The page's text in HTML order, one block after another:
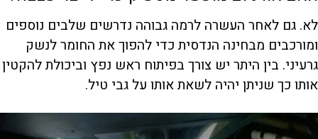
לא. גם לאחר העשרה לרמה גבוהה נדרשים שלבים נוספים
ומורכבים מבחינה הנדסית כדי להפוך את החומר לנשק
גרעיני. בין היתר יש צורך בפיתוח ראש נפץ וביכולת להקטין
אותו כך שניתן יהיה לשאת אותו על גבי טיל.